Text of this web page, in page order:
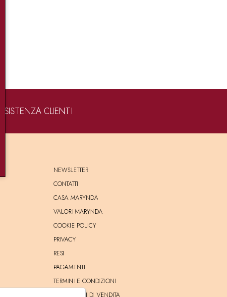
ASSISTENZA CLIENTI
NEWSLETTER
CONTATTI
CASA MARYNDA
VALORI MARYNDA
COOKIE POLICY
PRIVACY
RESI
PAGAMENTI
TERMINI E CONDIZIONI
CONDIZIONI DI VENDITA